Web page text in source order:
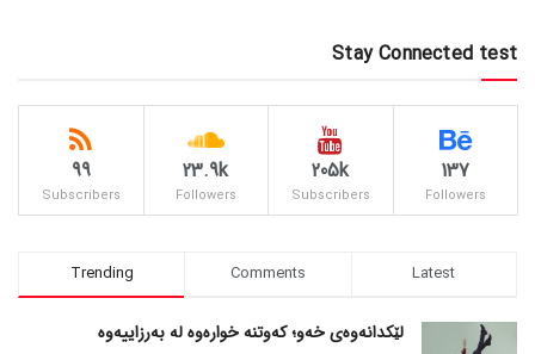
Stay Connected test
137
Followers
205k
Subscribers
23.9k
Followers
99
Subscribers
Trending Comments Latest
لێکدانەوەی خەو؛ کەوتنە خوارەوە لە بەرزاییەوە